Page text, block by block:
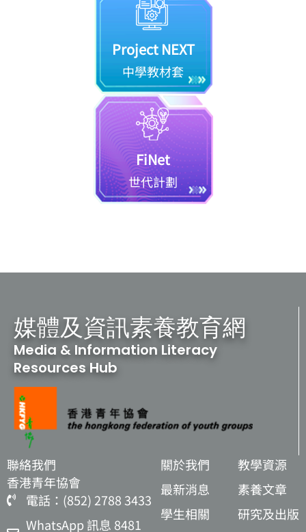
Project NEXT
中學教材套
FiNet
世代計劃
媒體及資訊素養教育網
Media & Information Literacy
Resources Hub
聯絡我們
香港青年協會
電話：(852) 2788 3433
WhatsApp 訊息 8481
關於我們
最新消息
學生相關
教學資源
素養文章
研究及出版